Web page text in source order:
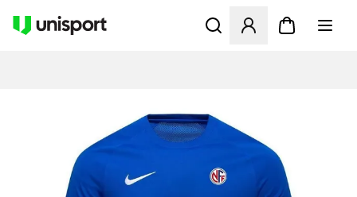
Åbner en Modal til at